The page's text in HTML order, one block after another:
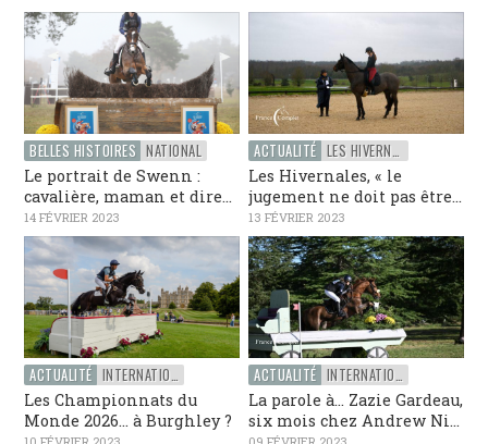
BELLES HISTOIRES NATIONAL
Le portrait de Swenn :
cavalière, maman et dire...
14 FÉVRIER 2023
ACTUALITÉ
Les Hivernales, « le
jugement ne doit pas être...
13 FÉVRIER 2023
ACTUALITÉ
INTERNATIONAL
Les Championnats du
Monde 2026… à Burghley ?
ACTUALITÉ
INTERNATIONAL
La parole à… Zazie Gardeau,
six mois chez Andrew Ni...